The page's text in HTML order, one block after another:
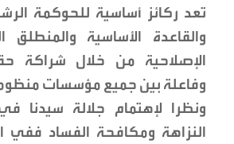
تعد ركائز أساسية للحوكمة
والقاعدة الأساسية والمنطلق
الإصلاحية من خلال شراكة
وفاعلة بين جميع مؤسسات
ونظرا لإهتمام جلالة سيدنا
النزاهة ومكافحة الفساد ففي